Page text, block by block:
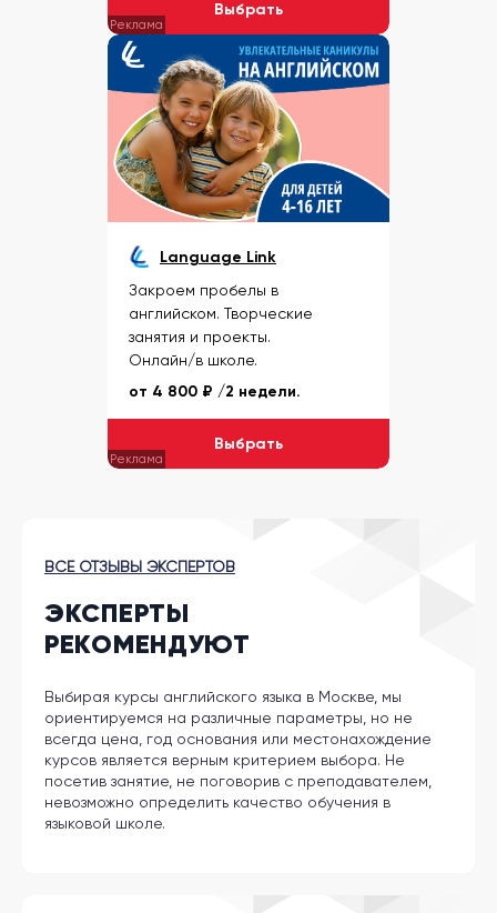
Выбрать
Language Link
Закроем пробелы в
английском. Творческие
занятия и проекты.
Онлайн/в школе.
от 4 800 ₽ /2 недели.
Выбрать
ВСЕ ОТЗЫВЫ ЭКСПЕРТОВ
ЭКСПЕРТЫ
РЕКОМЕНДУЮТ
Выбирая курсы английского языка в Москве, мы
ориентируемся на различные параметры, но не
всегда цена, год основания или местонахождение
курсов является верным критерием выбора. Не
посетив занятие, не поговорив с преподавателем,
невозможно определить качество обучения в
языковой школе.